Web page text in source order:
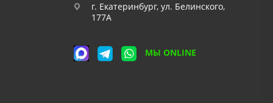
г. Екатеринбург, ул. Белинского,
177А
МЫ ONLINE